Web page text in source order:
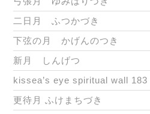
二日月 ふつかづき
下弦の月 かげんのつき
新月 しんげつ
kissea’s eye spiritual wall 183
更待月 ふけまちづき